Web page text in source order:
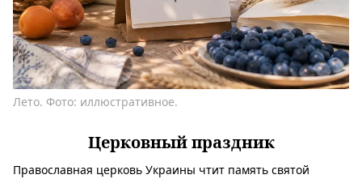
Лето. Фото: иллюстративное.
Церковный праздник
Православная церковь Украины чтит память святой